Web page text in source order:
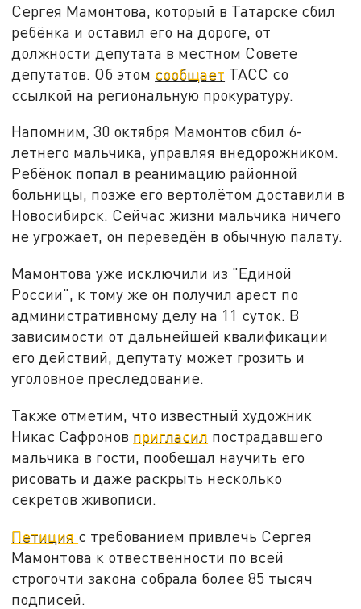
Сергея Мамонтова, который в Татарске сбил
ребёнка и оставил его на дороге, от
должности депутата в местном Совете
депутатов. Об этом сообщает ТАСС со
ссылкой на региональную прокуратуру.
Напомним, 30 октября Мамонтов сбил 6-
летнего мальчика, управляя внедорожником.
Ребёнок попал в реанимацию районной
больницы, позже его вертолётом доставили в
Новосибирск. Сейчас жизни мальчика ничего
не угрожает, он переведён в обычную палату.
Мамонтова уже исключили из "Единой
России", к тому же он получил арест по
административному делу на 11 суток. В
зависимости от дальнейшей квалификации
его действий, депутату может грозить и
уголовное преследование.
Также отметим, что известный художник
Никас Сафронов пригласил пострадавшего
мальчика в гости, пообещал научить его
рисовать и даже раскрыть несколько
секретов живописи.
Петиция с требованием привлечь Сергея
Мамонтова к отвественности по всей
строгочти закона собрала более 85 тысяч
подписей.